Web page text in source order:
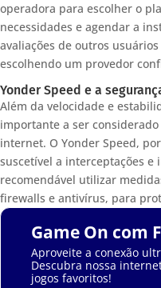
operadora para escolher o
necessidades e agendar a
avaliações de outros
escolhendo um provedor
Yonder Speed e a
Além da velocidade e
importante a ser
internet. O Yonder Speed,
suscetível a interceptações e
recomendável utilizar
firewalls e antivírus, para
Game On com
Aproveite a conexão
Descubra nossa
jogos favoritos!